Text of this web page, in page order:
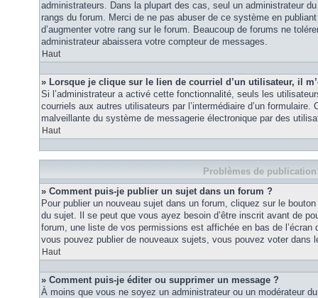
administrateurs. Dans la plupart des cas, seul un administrateur
rangs du forum. Merci de ne pas abuser de ce système en
d’augmenter votre rang sur le forum. Beaucoup de forums ne
administrateur abaissera votre compteur de messages.
Haut
» Lorsque je clique sur le lien de courriel d’un utilisateur, il
Si l’administrateur a activé cette fonctionnalité, seuls les
courriels aux autres utilisateurs par l’intermédiaire d’un formulaire.
malveillante du système de messagerie électronique par des
Haut
Problèmes de publication
» Comment puis-je publier un sujet dans un forum ?
Pour publier un nouveau sujet dans un forum, cliquez sur le
du sujet. Il se peut que vous ayez besoin d’être inscrit avant de
forum, une liste de vos permissions est affichée en bas de
vous pouvez publier de nouveaux sujets, vous pouvez voter dans
Haut
» Comment puis-je éditer ou supprimer un message ?
À moins que vous ne soyez un administrateur ou un modérateur